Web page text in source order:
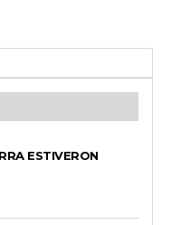
ESTIVERON